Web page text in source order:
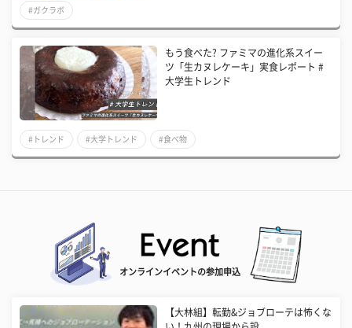
#ガクラボ
もう食べた? ファミマの進化系スイー
ツ「生カヌレケーキ」実食レポート #
大学生トレンド
#トレンド #大学トレンド #食べ物
オンラインイベントの参加申込
【大林組】転勤&ジョブローテは怖くな